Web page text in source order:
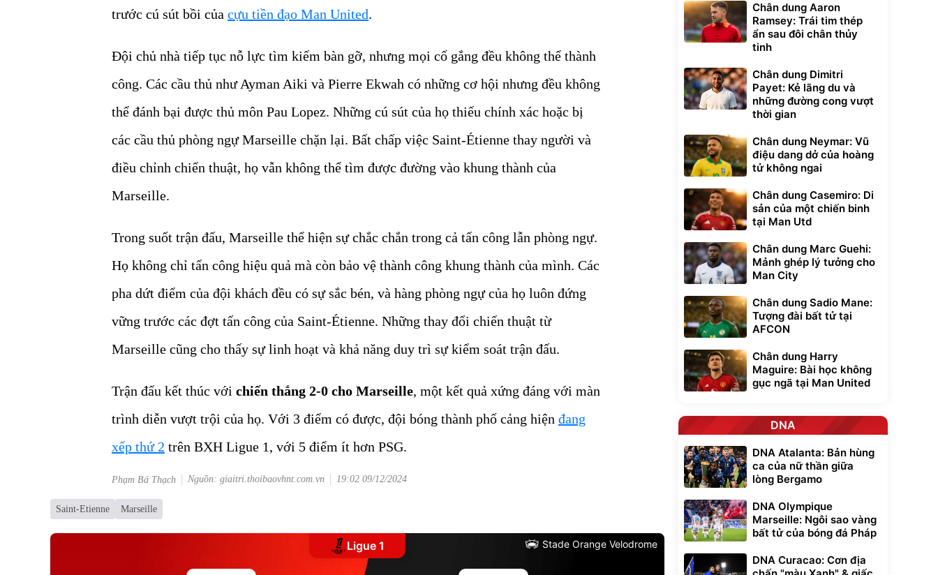
trước cú sút bồi của cựu tiền đạo Man United.
Đội chủ nhà tiếp tục nỗ lực tìm kiếm bàn gỡ, nhưng mọi cố gắng đều không thể thành
công. Các cầu thủ như Ayman Aiki và Pierre Ekwah có những cơ hội nhưng đều không
thể đánh bại được thủ môn Pau Lopez. Những cú sút của họ thiếu chính xác hoặc bị
các cầu thủ phòng ngự Marseille chặn lại. Bất chấp việc Saint-Étienne thay người và
điều chỉnh chiến thuật, họ vẫn không thể tìm được đường vào khung thành của
Marseille.
Trong suốt trận đấu, Marseille thể hiện sự chắc chắn trong cả tấn công lẫn phòng ngự.
Họ không chỉ tấn công hiệu quả mà còn bảo vệ thành công khung thành của mình. Các
pha dứt điểm của đội khách đều có sự sắc bén, và hàng phòng ngự của họ luôn đứng
vững trước các đợt tấn công của Saint-Étienne. Những thay đổi chiến thuật từ
Marseille cũng cho thấy sự linh hoạt và khả năng duy trì sự kiểm soát trận đấu.
Trận đấu kết thúc với chiến thắng 2-0 cho Marseille, một kết quả xứng đáng với màn
trình diễn vượt trội của họ. Với 3 điểm có được, đội bóng thành phố cảng hiện đang
xếp thứ 2 trên BXH Ligue 1, với 5 điểm ít hơn PSG.
Phạm Bá Thạch Nguồn: giaitri.thoibaovhnt.com.vn 19:02 09/12/2024
Saint-Etienne Marseille
Ligue 1 Stade Orange Velodrome
Chân dung Aaron
Ramsey: Trái tim thép
ẩn sau đôi chân thủy
tinh
Chân dung Dimitri
Payet: Kẻ lãng du và
những đường cong vượt
thời gian
Chân dung Neymar: Vũ
điệu dang dở của hoàng
tử không ngai
Chân dung Casemiro: Di
sản của một chiến binh
tại Man Utd
Chân dung Marc Guehi:
Mảnh ghép lý tưởng cho
Man City
Chân dung Sadio Mane:
Tượng đài bất tử tại
AFCON
Chân dung Harry
Maguire: Bài học không
gục ngã tại Man United
DNA
DNA Atalanta: Bản hùng
ca của nữ thần giữa
lòng Bergamo
DNA Olympique
Marseille: Ngôi sao vàng
bất tử của bóng đá Pháp
DNA Curacao: Cơn địa